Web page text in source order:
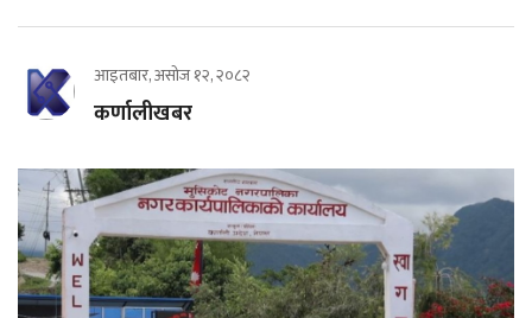
आइतबार, असोज १२, २०८२
कर्णालीखबर